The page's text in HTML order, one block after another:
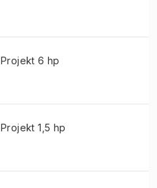
Projekt 6 hp
Projekt 1,5 hp